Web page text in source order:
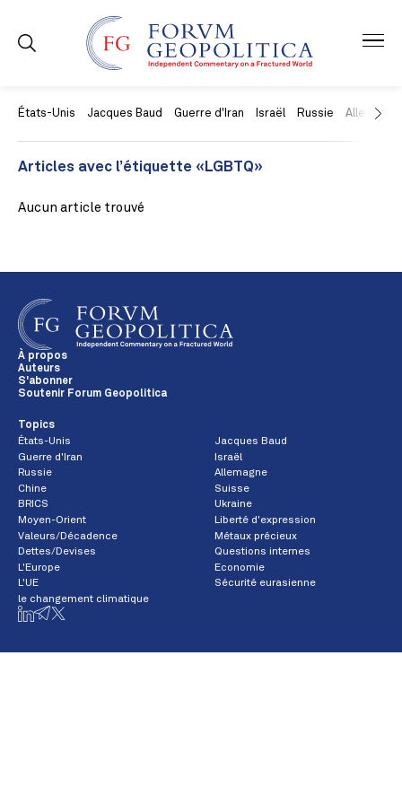
États-Unis Jacques Baud Guerre d'Iran Israël Russie Allemagne
Articles avec l’étiquette «LGBTQ»
Aucun article trouvé
À propos
Auteurs
S'abonner
Soutenir Forum Geopolitica
Topics
États-Unis
Jacques Baud
Guerre d'Iran
Israël
Russie
Allemagne
Chine
Suisse
BRICS
Ukraine
Moyen-Orient
Liberté d'expression
Valeurs/Décadence
Métaux précieux
Dettes/Devises
Questions internes
L'Europe
Economie
L'UE
Sécurité eurasienne
le changement climatique